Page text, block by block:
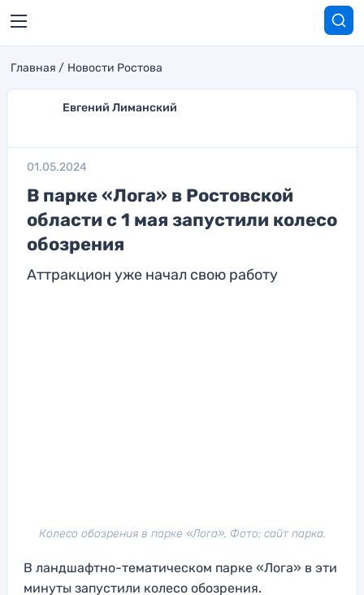
Главная Новости Ростова
Евгений Лиманский
01.05.2024
В парке «Лога» в Ростовской
области с 1 мая запустили колесо
обозрения
Аттракцион уже начал свою работу
Колесо обозрения в парке «Лога». Фото: сайт парка.
В ландшафтно-тематическом парке «Лога» в эти
минуты запустили колесо обозрения.